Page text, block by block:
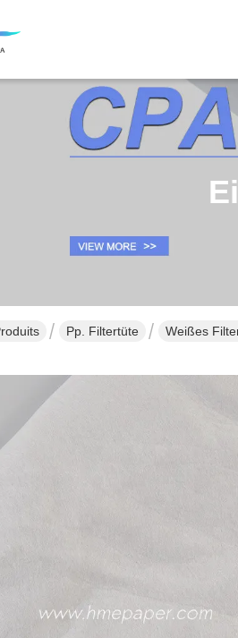
Pp. Filtertüte Weißes